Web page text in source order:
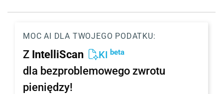
MOC AI DLA TWOJEGO PODATKU:
Z IntelliScan KI beta
dla bezproblemowego zwrotu
pieniędzy!